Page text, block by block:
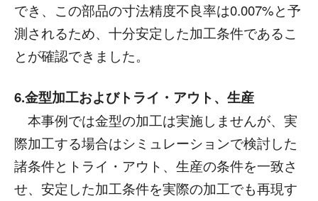
でき、この部品の寸法精度不良率は0.007%と予
測されるため、十分安定した加工条件であるこ
とが確認できました。
6.金型加工およびトライ・アウト、生産
本事例では金型の加工は実施しませんが、実
際加工する場合はシミュレーションで検討した
諸条件とトライ・アウト、生産の条件を一致さ
せ、安定した加工条件を実際の加工でも再現す